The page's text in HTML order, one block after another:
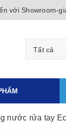
với Showroom-
Tất cả
nước rửa tay